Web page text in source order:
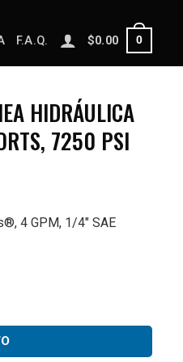
F.A.Q. $0.00 0
HIDRÁULICA
7250 PSI
4 GPM, 1/4″ SAE
4″ SAE Ports, 7250 PSI cantidad